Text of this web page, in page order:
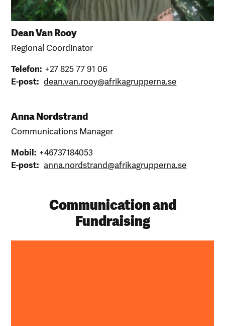
Dean Van Rooy
Regional Coordinator
Telefon: +27 825 77 91 06
E-post: dean.van.rooy@afrikagrupperna.se
Anna Nordstrand
Communications Manager
Mobil: +46737184053
E-post: anna.nordstrand@afrikagrupperna.se
Communication and
Fundraising